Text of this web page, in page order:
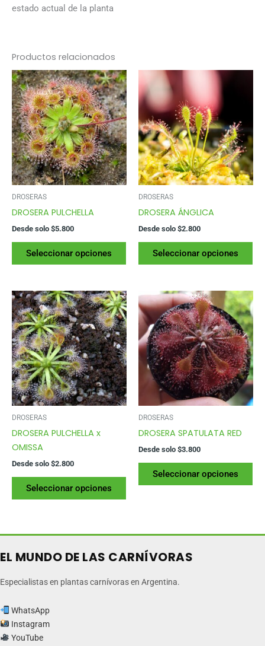
estado actual de la planta
Productos relacionados
DROSERAS
DROSERA PULCHELLA
Desde solo $5.800
Seleccionar opciones
Este
producto
variantes.
Las
opciones
se
pueden
elegir
en
la
página
producto
DROSERAS
DROSERA ÁNGLICA
Desde solo $2.800
Seleccionar opciones
se
en
la
DROSERAS
DROSERA PULCHELLA x
OMISSA
Desde solo $2.800
Seleccionar opciones
Este
variantes.
opciones
se
DROSERAS
DROSERA SPATULATA RED
Desde solo $3.800
Seleccionar opciones
EL MUNDO DE LAS CARNÍVORAS
Especialistas en plantas carnívoras en Argentina.
WhatsApp
Instagram
YouTube